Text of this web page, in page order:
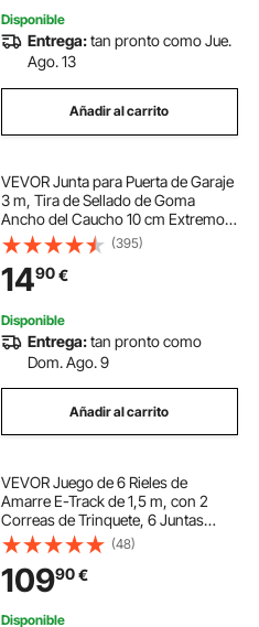
Disponible
Entrega:tan pronto como Jue.
Ago. 13
Añadir al carrito
VEVOR Junta para Puerta de Garaje
3 m, Tira de Sellado de Goma
Ancho del Caucho 10 cm Extremo
en T para Evitar Penetración del
Viento, Lluvia, Lámina, Puerta
Seccional y Basculante, Almacén de
Fábrica
(395)
1490€
Disponible
Entrega:tan pronto como
Dom. Ago. 9
Añadir al carrito
VEVOR Juego de 6 Rieles de
Amarre E-Track de 1,5 m, con 2
Correas de Trinquete, 6 Juntas
Tóricas, 6 Correas de Amarre con
Anilla en D y 12 Tapas para Garajes,
Furgonetas, Remolques y
Motocicletas
(48)
10990€
Disponible